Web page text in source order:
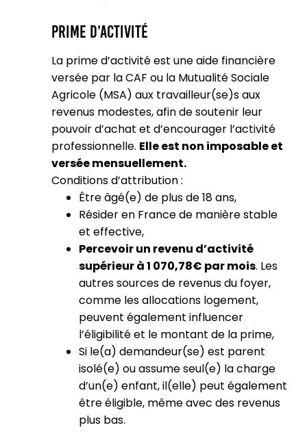
Prime d’activité
La prime d’activité est une aide financière
versée par la CAF ou la Mutualité Sociale
Agricole (MSA) aux travailleur(se)s aux
revenus modestes, afin de soutenir leur
pouvoir d’achat et d’encourager l’activité
professionnelle. Elle est non imposable et
versée mensuellement.
Conditions d’attribution :
Être âgé(e) de plus de 18 ans,
Résider en France de manière stable
et effective,
Percevoir un revenu d’activité
supérieur à 1 070,78€ par mois. Les
autres sources de revenus du foyer,
comme les allocations logement,
peuvent également influencer
l’éligibilité et le montant de la prime,
Si le(a) demandeur(se) est parent
isolé(e) ou assume seul(e) la charge
d’un(e) enfant, il(elle) peut également
être éligible, même avec des revenus
plus bas.